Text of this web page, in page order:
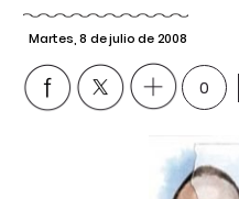
Martes, 8 de julio de 2008
0